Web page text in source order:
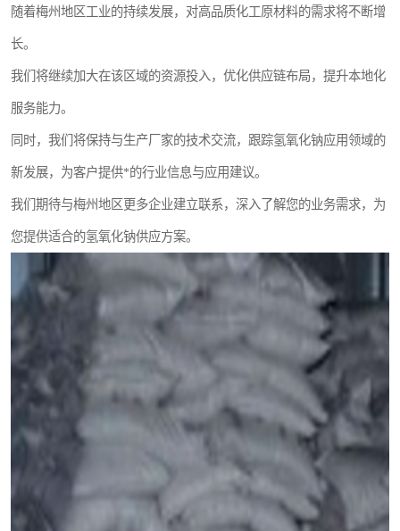
随着梅州地区工业的持续发展，对高品质化工原材料的需求将不断增
长。
我们将继续加大在该区域的资源投入，优化供应链布局，提升本地化
服务能力。
同时，我们将保持与生产厂家的技术交流，跟踪氢氧化钠应用领域的
新发展，为客户提供*的行业信息与应用建议。
我们期待与梅州地区更多企业建立联系，深入了解您的业务需求，为
您提供适合的氢氧化钠供应方案。